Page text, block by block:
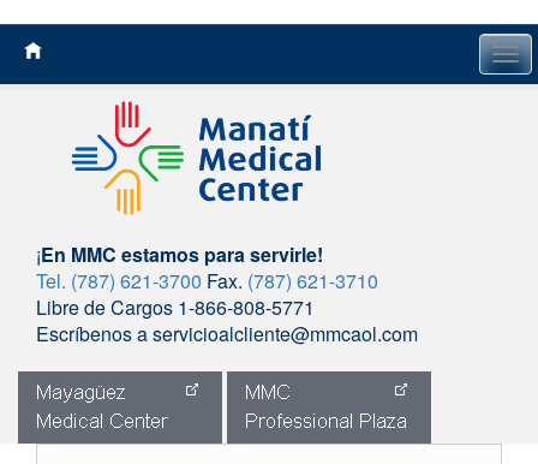
¡En MMC estamos para servirle!
Tel. (787) 621-3700 Fax. (787) 621-3710
Libre de Cargos 1-866-808-5771
Escríbenos a servicioalcliente@mmcaol.com